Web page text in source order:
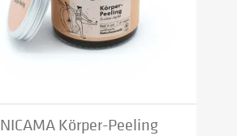
NICAMA Körper-Peeling